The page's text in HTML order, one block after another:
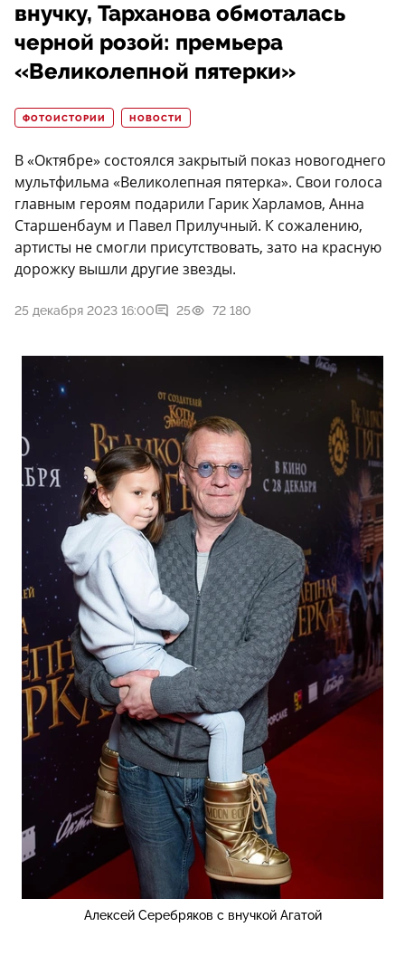
внучку, Тарханова обмоталась
черной розой: премьера
«Великолепной пятерки»
ФОТОИСТОРИИ НОВОСТИ
В «Октябре» состоялся закрытый показ новогоднего
мультфильма «Великолепная пятерка». Свои голоса
главным героям подарили Гарик Харламов, Анна
Старшенбаум и Павел Прилучный. К сожалению,
артисты не смогли присутствовать, зато на красную
дорожку вышли другие звезды.
25 декабря 2023 16:00 25 72 180
Алексей Серебряков с внучкой Агатой